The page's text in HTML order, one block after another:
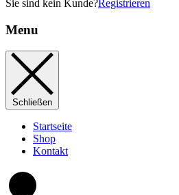
Sie sind kein Kunde?Registrieren
Menu
Schließen
Startseite
Shop
Kontakt